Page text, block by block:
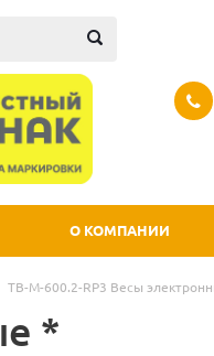
О КОМПАНИИ
TB-M-600.2-RP3 Весы
*